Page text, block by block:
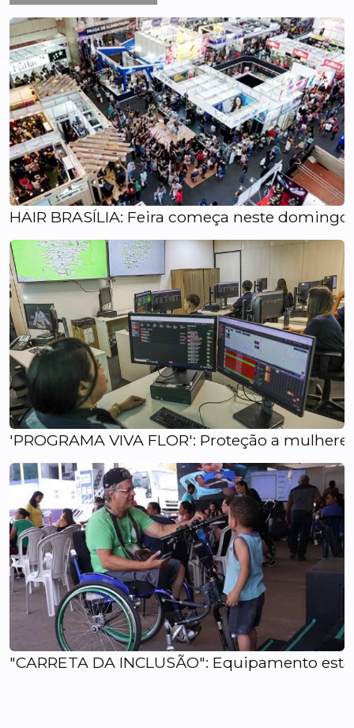
HAIR BRASÍLIA: Feira começa neste
'PROGRAMA VIVA FLOR': Proteção a
"CARRETA DA INCLUSÃO": Equipamento